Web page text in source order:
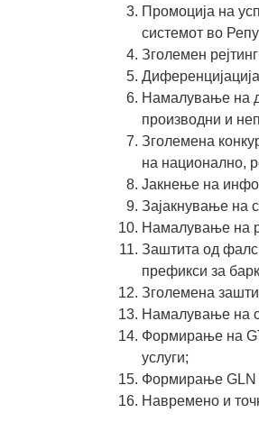
Промоција на
системот во
Зголемен
Намалување на
производни и
Зголемена
на национално,
Јакнење на
Зајакнување на
Намалување на
Заштита од
префикси за
Зголемена
Намалување на
Формирање на
услуги;
Формирање GLN
Навремено и